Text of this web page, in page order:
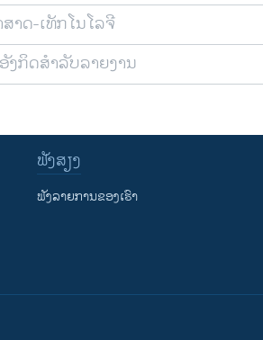
າດ-ເທັກໂນໂລຈີ
ງກິດສຳລັບລາຍງານ
ຟັງສຽງ
ຟັງລາຍການຂອງເຮົາ